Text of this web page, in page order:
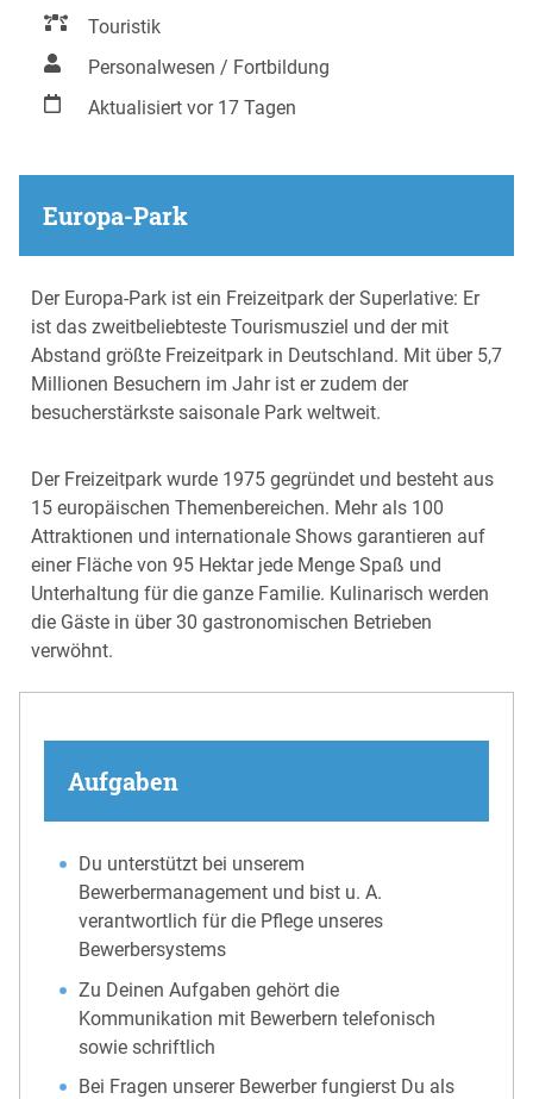
Touristik
Personalwesen / Fortbildung
Aktualisiert vor 17 Tagen
Europa-Park
Der Europa-Park ist ein Freizeitpark der Superlative: Er
ist das zweitbeliebteste Tourismusziel und der mit
Abstand größte Freizeitpark in Deutschland. Mit über 5,7
Millionen Besuchern im Jahr ist er zudem der
besucherstärkste saisonale Park weltweit.
Der Freizeitpark wurde 1975 gegründet und besteht aus
15 europäischen Themenbereichen. Mehr als 100
Attraktionen und internationale Shows garantieren auf
einer Fläche von 95 Hektar jede Menge Spaß und
Unterhaltung für die ganze Familie. Kulinarisch werden
die Gäste in über 30 gastronomischen Betrieben
verwöhnt.
Aufgaben
Du unterstützt bei unserem
Bewerbermanagement und bist u. A.
verantwortlich für die Pflege unseres
Bewerbersystems
Zu Deinen Aufgaben gehört die
Kommunikation mit Bewerbern telefonisch
sowie schriftlich
Bei Fragen unserer Bewerber fungierst Du als